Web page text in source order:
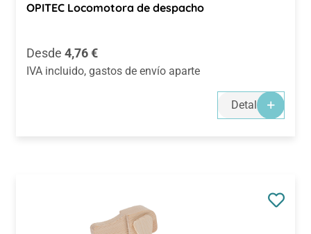
OPITEC Locomotora de despacho
Precio normal:
Desde 4,76 €
IVA incluido, gastos de envío aparte
Detalles